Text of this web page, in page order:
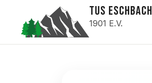
TUS ESCHBACH
1901 E.V.